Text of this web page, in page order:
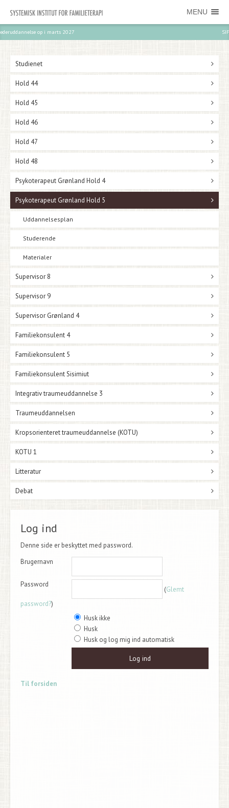
MENU
Studienet
Hold 44
Hold 45
Hold 46
Hold 47
Hold 48
Psykoterapeut Grønland Hold 4
Psykoterapeut Grønland Hold 5
Uddannelsesplan
Studerende
Materialer
Supervisor 8
Supervisor 9
Supervisor Grønland 4
Familiekonsulent 4
Familiekonsulent 5
Familiekonsulent Sisimiut
Integrativ traumeuddannelse 3
Traumeuddannelsen
Kropsorienteret traumeuddannelse (KOTU)
KOTU 1
Litteratur
Debat
Log ind
Denne side er beskyttet med password.
Brugernavn
Password
(Glemt
password?)
Husk ikke
Husk
Husk og log mig ind automatisk
Til forsiden